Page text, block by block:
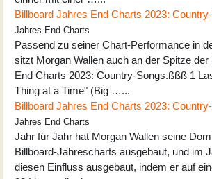
Billboard Jahres End Charts 2023:
Jahres End Charts
Passend zu seiner Chart-Performance in
sitzt Morgan Wallen auch an der Spitze der
End Charts 2023: Country-Songs.ßßß 1
Thing at a Time" (Big …...
Billboard Jahres End Charts 2023:
Jahres End Charts
Jahr für Jahr hat Morgan Wallen seine
Billboard-Jahrescharts ausgebaut, und im
diesen Einfluss ausgebaut, indem er auf